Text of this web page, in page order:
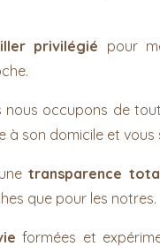
privilégié pour
nous occupons de
son domicile et vous
transparence
que pour les notres.
formées et